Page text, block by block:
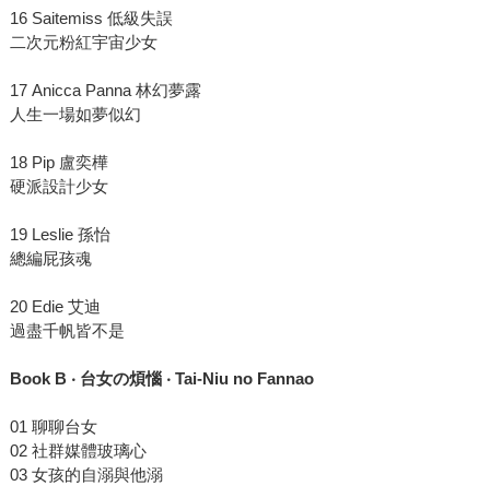
16 Saitemiss 低級失誤
二次元粉紅宇宙少女
17 Anicca Panna 林幻夢露
人生一場如夢似幻
18 Pip 盧奕樺
硬派設計少女
19 Leslie 孫怡
總編屁孩魂
20 Edie 艾迪
過盡千帆皆不是
Book B ‧ 台女の煩惱 ‧ Tai-Niu no Fannao
01 聊聊台女
02 社群媒體玻璃心
03 女孩的自溺與他溺